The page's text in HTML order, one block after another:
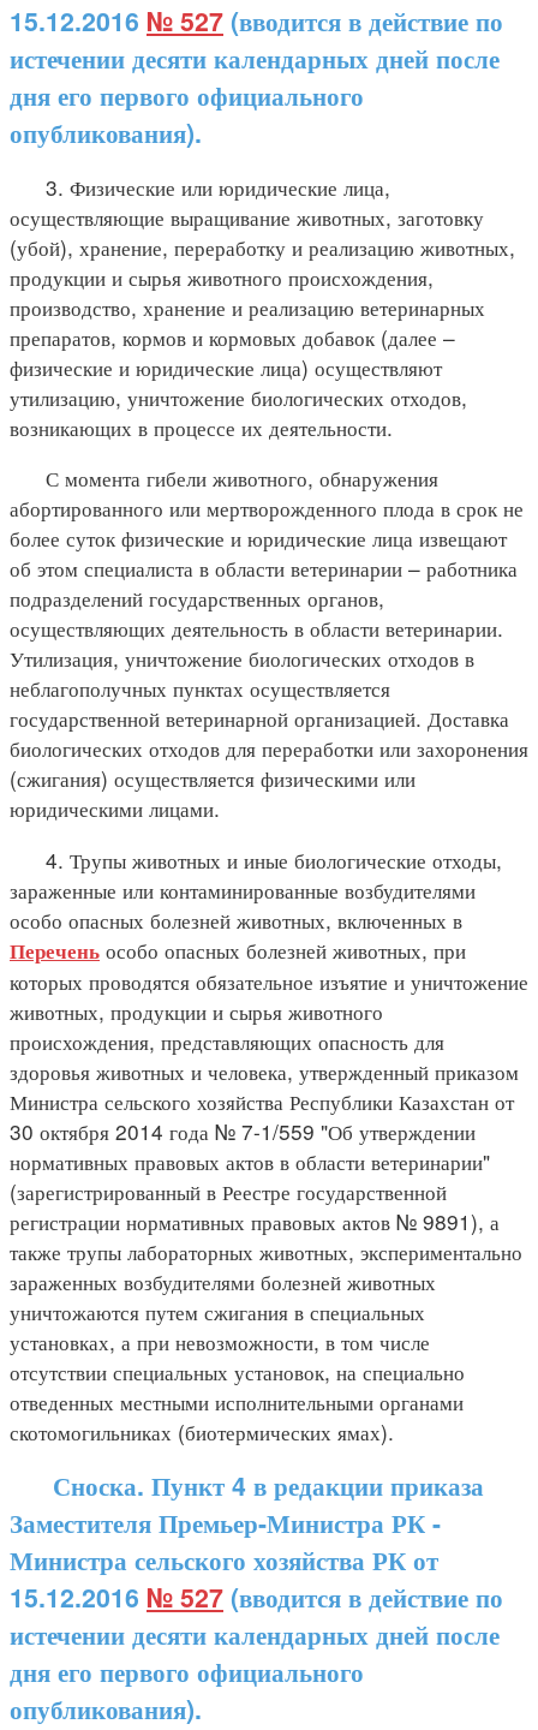
15.12.2016 № 527 (вводится в действие по
истечении десяти календарных дней после
дня его первого официального
опубликования).
3. Физические или юридические лица,
осуществляющие выращивание животных, заготовку
(убой), хранение, переработку и реализацию животных,
продукции и сырья животного происхождения,
производство, хранение и реализацию ветеринарных
препаратов, кормов и кормовых добавок (далее –
физические и юридические лица) осуществляют
утилизацию, уничтожение биологических отходов,
возникающих в процессе их деятельности.
С момента гибели животного, обнаружения
абортированного или мертворожденного плода в срок не
более суток физические и юридические лица извещают
об этом специалиста в области ветеринарии – работника
подразделений государственных органов,
осуществляющих деятельность в области ветеринарии.
Утилизация, уничтожение биологических отходов в
неблагополучных пунктах осуществляется
государственной ветеринарной организацией. Доставка
биологических отходов для переработки или захоронения
(сжигания) осуществляется физическими или
юридическими лицами.
4. Трупы животных и иные биологические отходы,
зараженные или контаминированные возбудителями
особо опасных болезней животных, включенных в
Перечень особо опасных болезней животных, при
которых проводятся обязательное изъятие и уничтожение
животных, продукции и сырья животного
происхождения, представляющих опасность для
здоровья животных и человека, утвержденный приказом
Министра сельского хозяйства Республики Казахстан от
30 октября 2014 года № 7-1/559 "Об утверждении
нормативных правовых актов в области ветеринарии"
(зарегистрированный в Реестре государственной
регистрации нормативных правовых актов № 9891), а
также трупы лабораторных животных, экспериментально
зараженных возбудителями болезней животных
уничтожаются путем сжигания в специальных
установках, а при невозможности, в том числе
отсутствии специальных установок, на специально
отведенных местными исполнительными органами
скотомогильниках (биотермических ямах).
Сноска. Пункт 4 в редакции приказа
Заместителя Премьер-Министра РК -
Министра сельского хозяйства РК от
15.12.2016 № 527 (вводится в действие по
истечении десяти календарных дней после
дня его первого официального
опубликования).